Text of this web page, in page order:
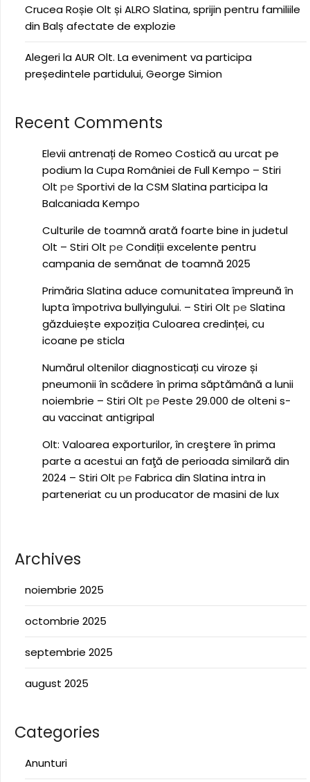
Crucea Roșie Olt și ALRO Slatina, sprijin pentru familiile
din Balș afectate de explozie
Alegeri la AUR Olt. La eveniment va participa
președintele partidului, George Simion
Recent Comments
Elevii antrenați de Romeo Costică au urcat pe
podium la Cupa României de Full Kempo – Stiri
Olt pe Sportivi de la CSM Slatina participa la
Balcaniada Kempo
Culturile de toamnă arată foarte bine in judetul
Olt – Stiri Olt pe Condiții excelente pentru
campania de semănat de toamnă 2025
Primăria Slatina aduce comunitatea împreună în
lupta împotriva bullyingului. – Stiri Olt pe Slatina
găzduiește expoziția Culoarea credinței, cu
icoane pe sticla
Numărul oltenilor diagnosticați cu viroze și
pneumonii în scădere în prima săptămână a lunii
noiembrie – Stiri Olt pe Peste 29.000 de olteni s-
au vaccinat antigripal
Olt: Valoarea exporturilor, în creştere în prima
parte a acestui an faţă de perioada similară din
2024 – Stiri Olt pe Fabrica din Slatina intra in
parteneriat cu un producator de masini de lux
Archives
noiembrie 2025
octombrie 2025
septembrie 2025
august 2025
Categories
Anunturi